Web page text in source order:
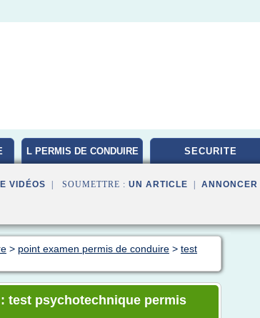
L PERMIS DE CONDUIRE SECURITE
VIDÉOS | SOUMETTRE : UN ARTICLE ANNONCER
> point examen permis de conduire > test
test psychotechnique permis